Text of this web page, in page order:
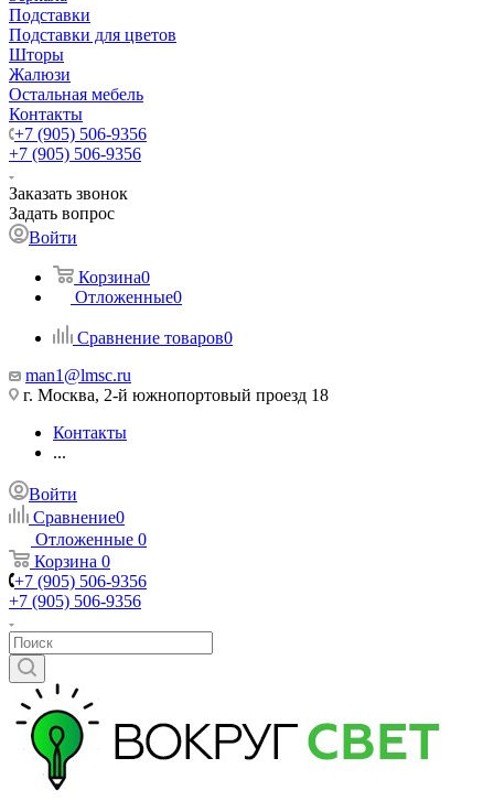
Подставки
Подставки для цветов
Шторы
Жалюзи
Остальная мебель
Контакты
+7 (905) 506-9356
+7 (905) 506-9356
Заказать звонок
Задать вопрос
Войти
Корзина0
Отложенные0
Сравнение товаров0
man1@lmsc.ru
г. Москва, 2-й южнопортовый проезд 18
Контакты
...
Войти
Сравнение0
Отложенные 0
Корзина 0
+7 (905) 506-9356
+7 (905) 506-9356